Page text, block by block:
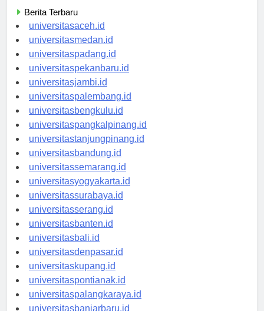
Berita Terbaru
universitasaceh.id
universitasmedan.id
universitaspadang.id
universitaspekanbaru.id
universitasjambi.id
universitaspalembang.id
universitasbengkulu.id
universitaspangkalpinang.id
universitastanjungpinang.id
universitasbandung.id
universitassemarang.id
universitasyogyakarta.id
universitassurabaya.id
universitasserang.id
universitasbanten.id
universitasbali.id
universitasdenpasar.id
universitaskupang.id
universitaspontianak.id
universitaspalangkaraya.id